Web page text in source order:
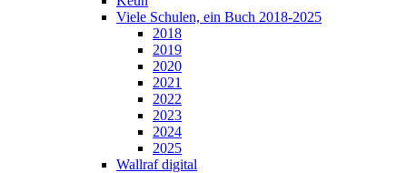
Viele Schulen, ein Buch 2018-2025
2018
2019
2020
2021
2022
2023
2024
2025
Wallraf digital